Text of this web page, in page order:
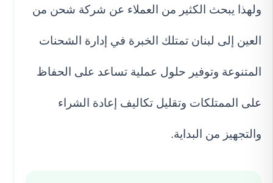
ولهذا يبحث الكثير من العملاء عن شركة شحن من
العين إلى لبنان تمتلك الخبرة في إدارة الشحنات
المتنوعة وتوفير حلول عملية تساعد على الحفاظ
على الممتلكات وتقليل تكاليف إعادة الشراء
والتجهيز من البداية.